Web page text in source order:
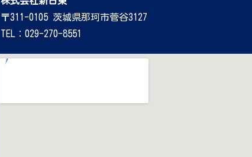
〒311-0105 茨城県那珂市菅谷3127
TEL：029-270-8551